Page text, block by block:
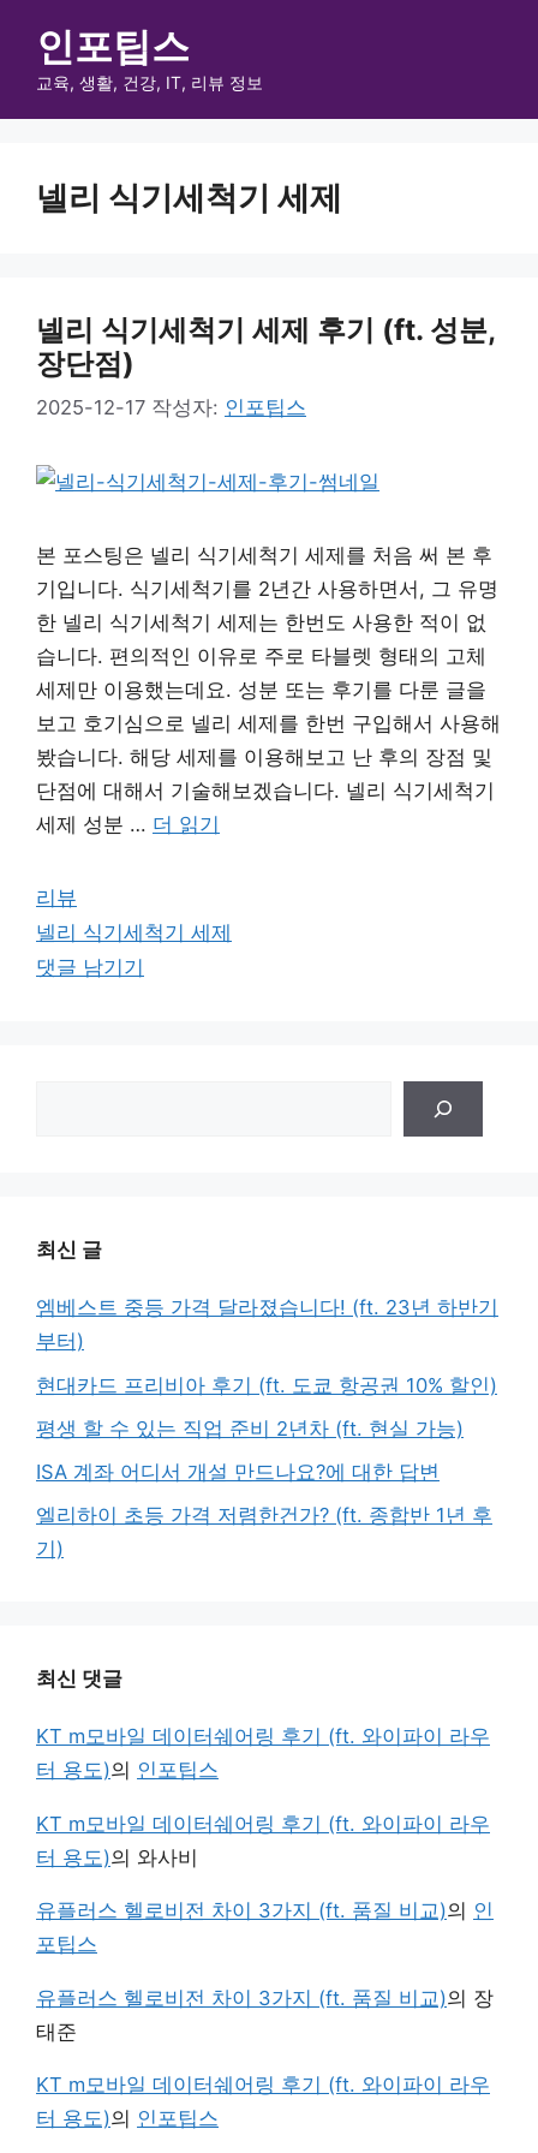
로
인포팁스
교육, 생활, 건강, IT, 리뷰 정보
넬리 식기세척기 세제
넬리 식기세척기 세제 후기 (ft. 성분,
장단점)
2025-12-17 작성자: 인포팁스
본 포스팅은 넬리 식기세척기 세제를 처음 써 본 후
기입니다. 식기세척기를 2년간 사용하면서, 그 유명
한 넬리 식기세척기 세제는 한번도 사용한 적이 없
습니다. 편의적인 이유로 주로 타블렛 형태의 고체
세제만 이용했는데요. 성분 또는 후기를 다룬 글을
보고 호기심으로 넬리 세제를 한번 구입해서 사용해
봤습니다. 해당 세제를 이용해보고 난 후의 장점 및
단점에 대해서 기술해보겠습니다. 넬리 식기세척기
세제 성분 … 더 읽기
카
테
리
리뷰
태
그
넬리 식기세척기 세제
댓글 남기기
최신 글
엠베스트 중등 가격 달라졌습니다! (ft. 23년 하반기
부터)
현대카드 프리비아 후기 (ft. 도쿄 항공권 10% 할인)
평생 할 수 있는 직업 준비 2년차 (ft. 현실 가능)
ISA 계좌 어디서 개설 만드나요?에 대한 답변
엘리하이 초등 가격 저렴한건가? (ft. 종합반 1년 후
기)
최신 댓글
KT m모바일 데이터쉐어링 후기 (ft. 와이파이 라우
터 용도)의 인포팁스
KT m모바일 데이터쉐어링 후기 (ft. 와이파이 라우
터 용도)의 와사비
유플러스 헬로비전 차이 3가지 (ft. 품질 비교)의 인
포팁스
유플러스 헬로비전 차이 3가지 (ft. 품질 비교)의 장
태준
KT m모바일 데이터쉐어링 후기 (ft. 와이파이 라우
터 용도)의 인포팁스